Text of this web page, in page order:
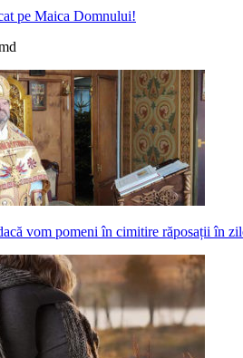
pe Maica Domnului!
vom pomeni în cimitire răposații în